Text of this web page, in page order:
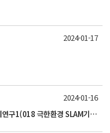
2024-01-17
2024년 1학기 "고급기계설계문제연구1(018 극한환경 SLAM기법)" 교과목 수강 안내
2024-01-16